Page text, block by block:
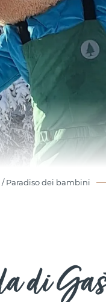
Paradiso dei bambini
di